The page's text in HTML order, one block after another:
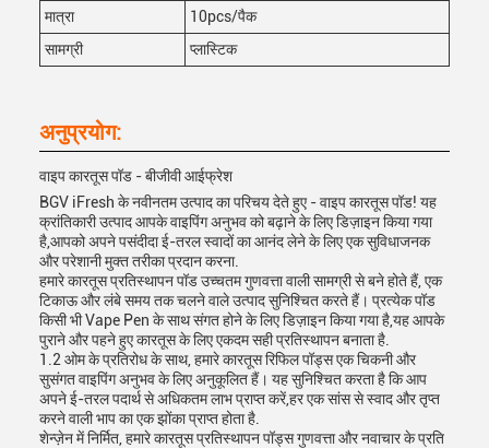
मात्रा
10pcs/पैक
सामग्री
प्लास्टिक
अनुप्रयोग:
वाइप कारतूस पॉड - बीजीवी आईफ्रेश
BGV iFresh के नवीनतम उत्पाद का परिचय देते हुए - वाइप कारतूस पॉड! यह
क्रांतिकारी उत्पाद आपके वाइपिंग अनुभव को बढ़ाने के लिए डिज़ाइन किया गया
है,आपको अपने पसंदीदा ई-तरल स्वादों का आनंद लेने के लिए एक सुविधाजनक
और परेशानी मुक्त तरीका प्रदान करना.
हमारे कारतूस प्रतिस्थापन पॉड उच्चतम गुणवत्ता वाली सामग्री से बने होते हैं, एक
टिकाऊ और लंबे समय तक चलने वाले उत्पाद सुनिश्चित करते हैं। प्रत्येक पॉड
किसी भी Vape Pen के साथ संगत होने के लिए डिज़ाइन किया गया है,यह आपके
पुराने और पहने हुए कारतूस के लिए एकदम सही प्रतिस्थापन बनाता है.
1.2 ओम के प्रतिरोध के साथ, हमारे कारतूस रिफिल पॉड्स एक चिकनी और
सुसंगत वाइपिंग अनुभव के लिए अनुकूलित हैं। यह सुनिश्चित करता है कि आप
अपने ई-तरल पदार्थ से अधिकतम लाभ प्राप्त करें,हर एक सांस से स्वाद और तृप्त
करने वाली भाप का एक झोंका प्राप्त होता है.
शेन्ज़ेन में निर्मित, हमारे कारतूस प्रतिस्थापन पॉड्स गुणवत्ता और नवाचार के प्रति